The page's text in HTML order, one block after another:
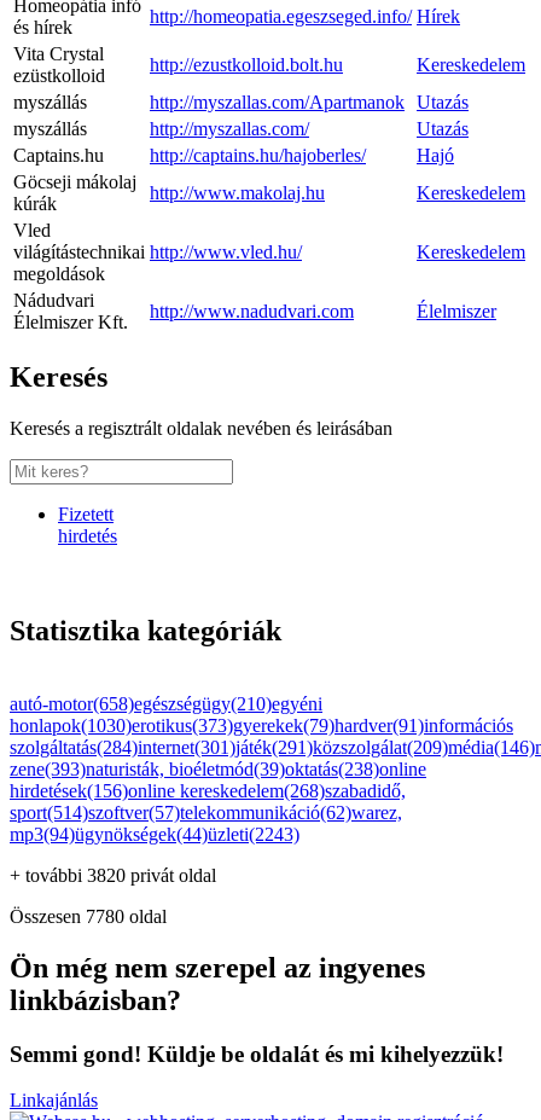
Homeopátia infó
és hírek
http://homeopatia.egeszseged.info/ Hírek
Vita Crystal
ezüstkolloid
http://ezustkolloid.bolt.hu
Kereskedelem
myszállás
http://myszallas.com/Apartmanok Utazás
myszállás
http://myszallas.com/
Utazás
Captains.hu
http://captains.hu/hajoberles/
Hajó
Göcseji mákolaj
kúrák
http://www.makolaj.hu
Kereskedelem
Vled
világítástechnikai
megoldások
http://www.vled.hu/ Kereskedelem
Nádudvari
Élelmiszer Kft.
http://www.nadudvari.com Élelmiszer
Keresés
Keresés a regisztrált oldalak nevében és leirásában
Fizetett
hirdetés
Statisztika kategóriák
autó-motor(658)egészségügy(210)egyéni
honlapok(1030)erotikus(373)gyerekek(79)hardver(91)információs
szolgáltatás(284)internet(301)játék(291)közszolgálat(209)média(146)
zene(393)naturisták, bioéletmód(39)oktatás(238)online
hirdetések(156)online kereskedelem(268)szabadidő,
sport(514)szoftver(57)telekommunikáció(62)warez,
mp3(94)ügynökségek(44)üzleti(2243)
+ további 3820 privát oldal
Összesen 7780 oldal
Ön még nem szerepel az ingyenes
linkbázisban?
Semmi gond! Küldje be oldalát és mi kihelyezzük!
Linkajánlás